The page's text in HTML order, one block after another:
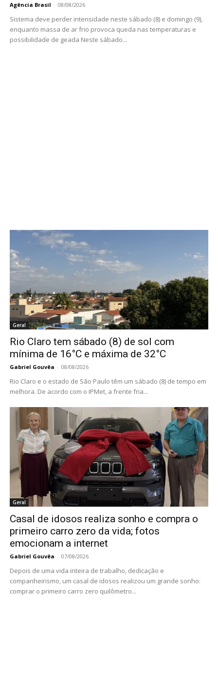
Agência Brasil - 08/08/2026
Sistema deve perder intensidade neste sábado (8) e domingo (9),
enquanto massa de ar frio provoca queda nas temperaturas e
possibilidade de geada Neste sábado...
Geral
Rio Claro tem sábado (8) de sol com
mínima de 16°C e máxima de 32°C
Gabriel Gouvêa - 08/08/2026
Rio Claro e o estado de São Paulo têm um sábado (8) de tempo em
melhora. De acordo com o IPMet, a frente fria...
Geral
Casal de idosos realiza sonho e compra o
primeiro carro zero da vida; fotos
emocionam a internet
Gabriel Gouvêa - 07/08/2026
Depois de uma vida inteira de trabalho, dedicação e
companheirismo, um casal de idosos realizou um grande sonho:
comprar o primeiro carro zero quilômetro...